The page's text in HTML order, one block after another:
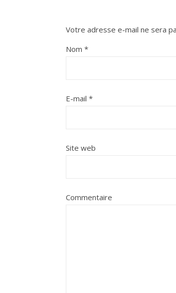
Votre adresse e-mail ne sera
Nom *
E-mail *
Site web
Commentaire